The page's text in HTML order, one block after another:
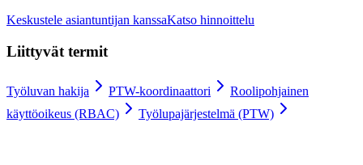
Keskustele asiantuntijan kanssaKatso hinnoittelu
Liittyvät termit
Työluvan hakija PTW-koordinaattori
Roolipohjainen
käyttöoikeus (RBAC)
Työlupajärjestelmä (PTW)